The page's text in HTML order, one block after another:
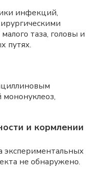
инфекций,
таза, головы и
путях.
и кормлении
экспериментальных
не обнаружено.